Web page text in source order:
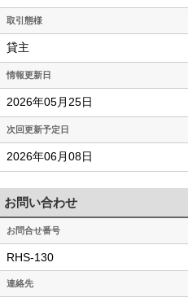
取引態様
貸主
情報更新日
2026年05月25日
次回更新予定日
2026年06月08日
お問い合わせ
お問合せ番号
RHS-130
連絡先